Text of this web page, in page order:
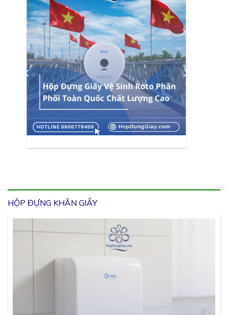
HỘP ĐỰNG KHĂN GIẤY